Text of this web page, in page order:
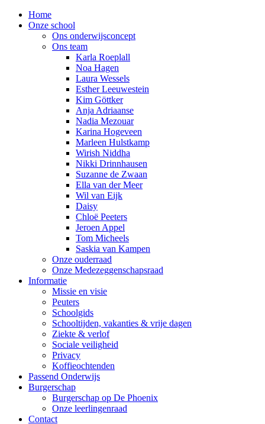
Home
Onze school
Ons onderwijsconcept
Ons team
Karla Roeplall
Noa Hagen
Laura Wessels
Esther Leeuwestein
Kim Göttker
Anja Adriaanse
Nadia Mezouar
Karina Hogeveen
Marleen Hulstkamp
Wirish Niddha
Nikki Drinnhausen
Suzanne de Zwaan
Ella van der Meer
Wil van Eijk
Daisy
Chloë Peeters
Jeroen Appel
Tom Micheels
Saskia van Kampen
Onze ouderraad
Onze Medezeggenschapsraad
Informatie
Missie en visie
Peuters
Schoolgids
Schooltijden, vakanties & vrije dagen
Ziekte & verlof
Sociale veiligheid
Privacy
Koffieochtenden
Passend Onderwijs
Burgerschap
Burgerschap op De Phoenix
Onze leerlingenraad
Contact